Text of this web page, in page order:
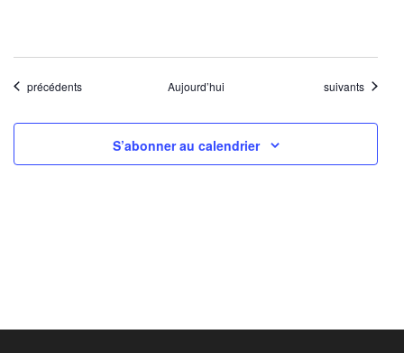
Évènements
précédents Aujourd’hui Évènements
suivants
S’abonner au calendrier